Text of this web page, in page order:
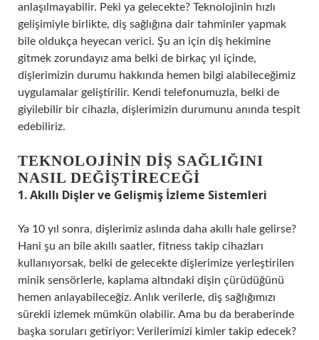
anlaşılmayabilir. Peki ya gelecekte? Teknolojinin hızlı
gelişimiyle birlikte, diş sağlığına dair tahminler yapmak
bile oldukça heyecan verici. Şu an için diş hekimine
gitmek zorundayız ama belki de birkaç yıl içinde,
dişlerimizin durumu hakkında hemen bilgi alabileceğimiz
uygulamalar geliştirilir. Kendi telefonumuzla, belki de
giyilebilir bir cihazla, dişlerimizin durumunu anında tespit
edebiliriz.
TEKNOLOJININ DIŞ SAĞLIĞINI
NASIL DEĞIŞTIRECEĞI
1. Akıllı Dişler ve Gelişmiş İzleme Sistemleri
Ya 10 yıl sonra, dişlerimiz aslında daha akıllı hale gelirse?
Hani şu an bile akıllı saatler, fitness takip cihazları
kullanıyorsak, belki de gelecekte dişlerimize yerleştirilen
minik sensörlerle, kaplama altındaki dişin çürüdüğünü
hemen anlayabileceğiz. Anlık verilerle, diş sağlığımızı
sürekli izlemek mümkün olabilir. Ama bu da beraberinde
başka soruları getiriyor: Verilerimizi kimler takip edecek?